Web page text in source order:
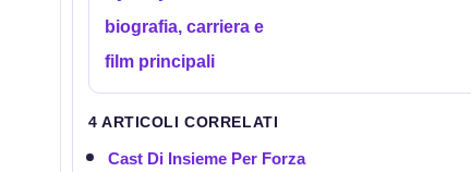
biografia, carriera e
film principali
4 ARTICOLI CORRELATI
Cast Di Insieme Per Forza